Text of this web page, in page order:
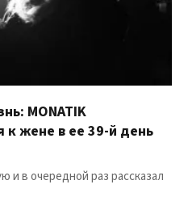
MONATIK
к жене в ее 39-й день
и в очередной раз рассказал